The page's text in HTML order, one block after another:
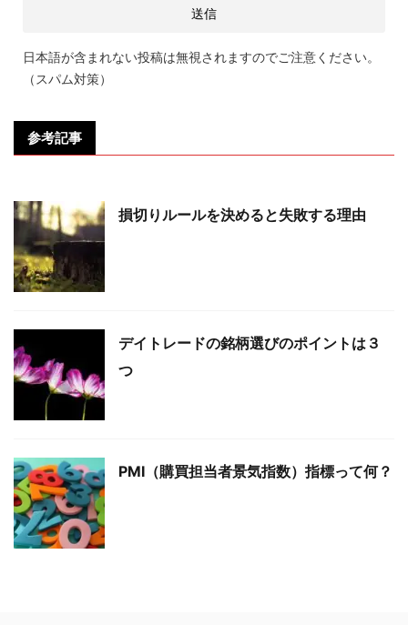
日本語が含まれない投稿は無視されますのでご注意ください。
（スパム対策）
参考記事
損切りルールを決めると失敗する理由
デイトレードの銘柄選びのポイントは３
つ
PMI（購買担当者景気指数）指標って何？